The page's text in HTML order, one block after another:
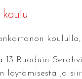
13 Ruoduin
ja